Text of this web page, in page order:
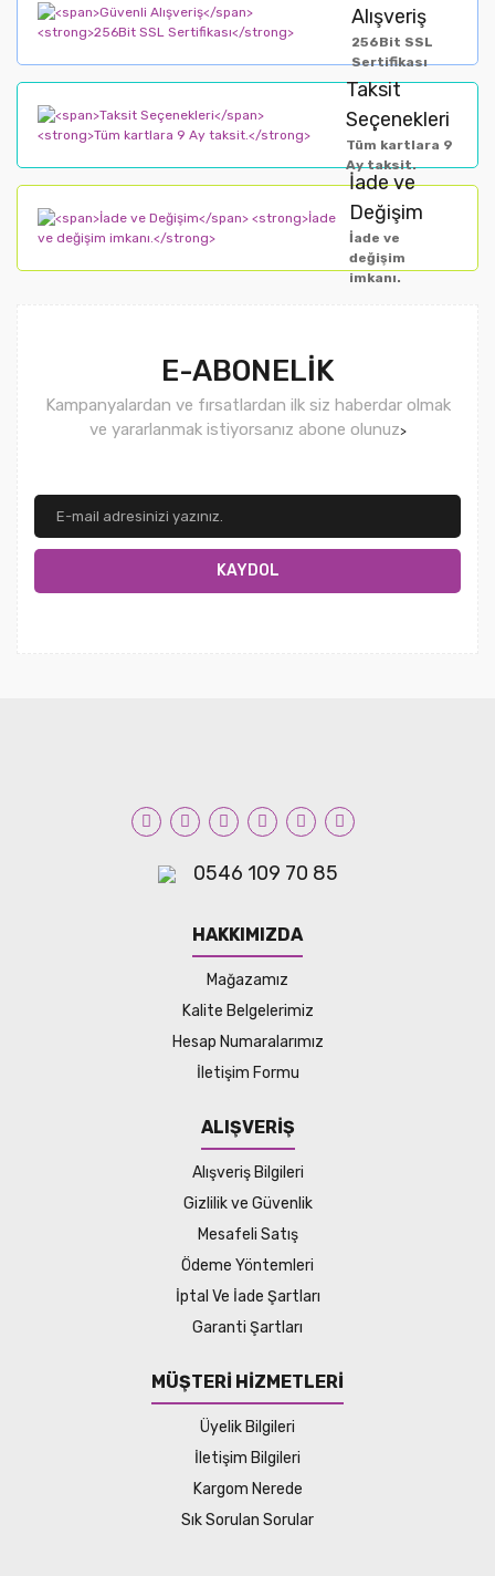
Alışveriş
256Bit SSL
Sertifikası
Taksit
Seçenekleri
Tüm kartlara 9
Ay taksit.
İade ve
Değişim
İade ve
değişim
imkanı.
E-ABONELİK
Kampanyalardan ve fırsatlardan ilk siz haberdar olmak
ve yararlanmak istiyorsanız abone olunuz>
KAYDOL
0546 109 70 85
HAKKIMIZDA
Mağazamız
Kalite Belgelerimiz
Hesap Numaralarımız
İletişim Formu
ALIŞVERİŞ
Alışveriş Bilgileri
Gizlilik ve Güvenlik
Mesafeli Satış
Ödeme Yöntemleri
İptal Ve İade Şartları
Garanti Şartları
MÜŞTERİ HİZMETLERİ
Üyelik Bilgileri
İletişim Bilgileri
Kargom Nerede
Sık Sorulan Sorular